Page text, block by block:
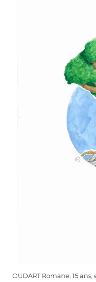
OUDART Romane, 15